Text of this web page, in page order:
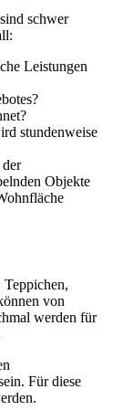
schwer
Leistungen
stundenweise
Objekte
von
werden für
Für diese